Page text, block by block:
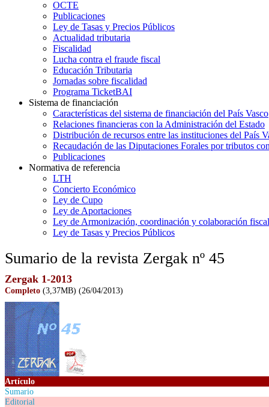
OCTE
Publicaciones
Ley de Tasas y Precios Públicos
Actualidad tributaria
Fiscalidad
Lucha contra el fraude fiscal
Educación Tributaria
Jornadas sobre fiscalidad
Programa TicketBAI
Sistema de financiación
Características del sistema de financiación del País Vasco
Relaciones financieras con la Administración del Estado
Distribución de recursos entre las instituciones del País
Recaudación de las Diputaciones Forales por tributos
Publicaciones
Normativa de referencia
LTH
Concierto Económico
Ley de Cupo
Ley de Aportaciones
Ley de Armonización, coordinación y colaboración fiscal
Ley de Tasas y Precios Públicos
Sumario de la revista Zergak nº 45
Zergak 1-2013
Completo (3,37MB) (26/04/2013)
Artículo
Sumario
Editorial